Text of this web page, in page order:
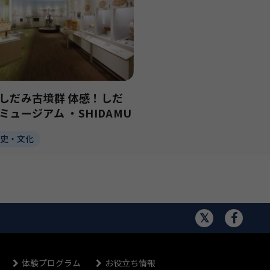
だみ古墳群 体感！しだ
ュージアム ・SHIDAMU
・文化
体験プログラム お役立ち情報